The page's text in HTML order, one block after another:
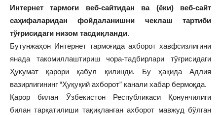
Интернет тармоғи веб-сайтидан ва (ёки) веб-сайт
саҳифаларидан фойдаланишни чеклаш тартиби
тўғрисидаги низом тасдиқланди.
Бутунжаҳон Интернет тармоғида ахборот хавфсизлигини
янада такомиллаштириш чора-тадбирлари тўғрисидаги
Ҳукумат қарори қабул қилинди. Бу ҳақида Адлия
вазирлигининг “Ҳуқуқий ахборот” канали хабар бермоқда.
Қарор билан Ўзбекистон Республикаси Қонунчилиги
билан тарқатилиши тақиқланган ахборот мавжуд бўлган